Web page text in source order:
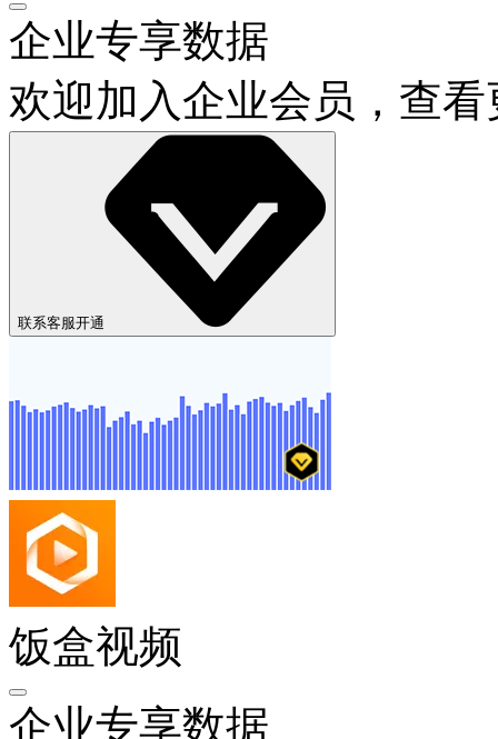
斗鱼
企业专享数据
欢迎加入企业会员，查
饭盒视频